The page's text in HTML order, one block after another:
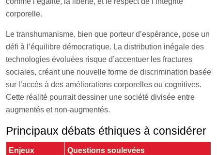
corporelle.
Le transhumanisme, bien que porteur d’espérance, pose un
défi à l’équilibre démocratique. La distribution inégale des
technologies évoluées risque d’accentuer les fractures
sociales, créant une nouvelle forme de discrimination basée
sur l’accès à des améliorations corporelles ou cognitives.
Cette réalité pourrait dessiner une société divisée entre
augmentés et non-augmentés.
Principaux débats éthiques à considérer
Enjeux Questions soulevées